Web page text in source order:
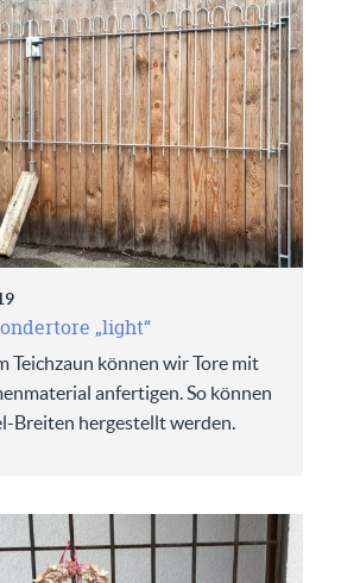
„light“
Teichzaun können wir Tore mit
anfertigen. So können
Breiten hergestellt werden.